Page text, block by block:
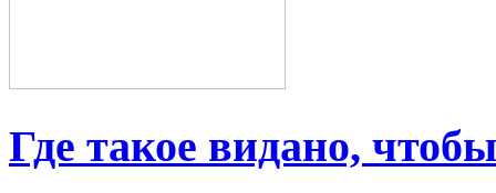
Где такое видано,